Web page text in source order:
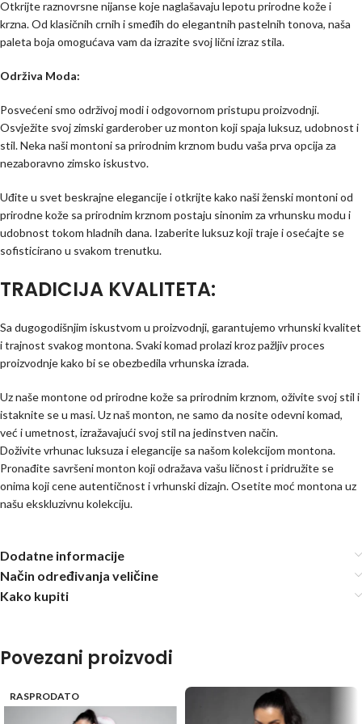
Otkrijte raznovrsne nijanse koje naglašavaju lepotu prirodne kože i
krzna. Od klasičnih crnih i smeđih do elegantnih pastelnih tonova, naša
paleta boja omogućava vam da izrazite svoj lični izraz stila.
Održiva Moda:
Posvećeni smo održivoj modi i odgovornom pristupu proizvodnji.
Osvježite svoj zimski garderober uz monton koji spaja luksuz, udobnost i
stil. Neka naši montoni sa prirodnim krznom budu vaša prva opcija za
nezaboravno zimsko iskustvo.
Uđite u svet beskrajne elegancije i otkrijte kako naši ženski montoni od
prirodne kože sa prirodnim krznom postaju sinonim za vrhunsku modu i
udobnost tokom hladnih dana. Izaberite luksuz koji traje i osećajte se
sofisticirano u svakom trenutku.
TRADICIJA KVALITETA:
Sa dugogodišnjim iskustvom u proizvodnji, garantujemo vrhunski kvalitet
i trajnost svakog montona. Svaki komad prolazi kroz pažljiv proces
proizvodnje kako bi se obezbedila vrhunska izrada.
Uz naše montone od prirodne kože sa prirodnim krznom, oživite svoj stil i
istaknite se u masi. Uz naš monton, ne samo da nosite odevni komad,
već i umetnost, izražavajući svoj stil na jedinstven način.
Doživite vrhunac luksuza i elegancije sa našom kolekcijom montona.
Pronađite savršeni monton koji odražava vašu ličnost i pridružite se
onima koji cene autentičnost i vrhunski dizajn. Osetite moć montona uz
našu ekskluzivnu kolekciju.
Dodatne informacije
Način određivanja veličine
Kako kupiti
Povezani proizvodi
RASPRODATO